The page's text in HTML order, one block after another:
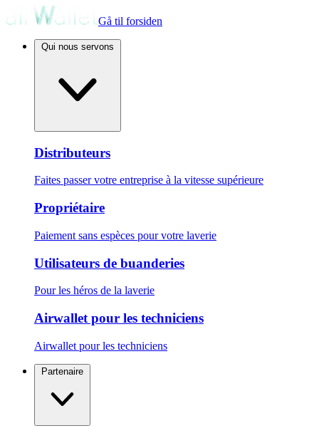
Gå til forsiden
Distributeurs
Faites passer votre entreprise à la vitesse supérieure
Propriétaire
Paiement sans espèces pour votre laverie
Utilisateurs de buanderies
Pour les héros de la laverie
Airwallet pour les techniciens
Airwallet pour les techniciens